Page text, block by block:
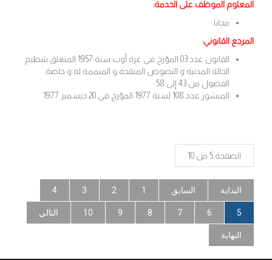
المعلوم الموظف على الخدمة:
مجانا
المرجع القانوني:
القانون عدد 03 المؤرخ في غرة أوت سنة 1957 المتعلق بتنظيم
الحالة المدنية و النصوص المنقحة و المتممة له و خاصة
الفصول من 43 إلى 58
المنشور عدد 108 لسنة 1977 المؤرخ في 20 ديسمبر 1977
الصفحة 5 من 10
البداية السابق 1
2
3
4
5
6
7
8
9
10 التالي
النهاية